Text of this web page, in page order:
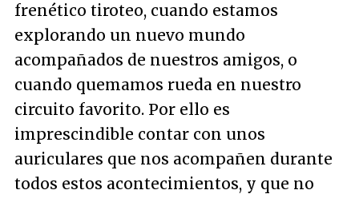
frenético tiroteo, cuando estamos
explorando un nuevo mundo
acompañados de nuestros amigos, o
cuando quemamos rueda en nuestro
circuito favorito. Por ello es
imprescindible contar con unos
auriculares que nos acompañen durante
todos estos acontecimientos, y que no